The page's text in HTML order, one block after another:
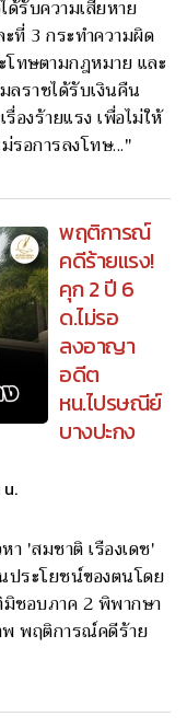
รับความเสียหาย
ที่ 3 กระทำความผิด
โทษตามกฎหมาย และ
ลราชได้รับเงินคืน
งร้ายแรง เพื่อไม่ให้
รอการลงโทษ..."
พฤติการณ์
คดีร้ายแรง!
คุก 2 ปี 6
ด.ไม่รอ
ลงอาญา
อดีต
หน.ไปรษณีย์
บางปะกง
น.
'สมชาติ เรืองเดช'
ประโยชน์ของตนโดย
ชอบภาค 2 พิพากษา
พ พฤติการณ์คดีร้าย